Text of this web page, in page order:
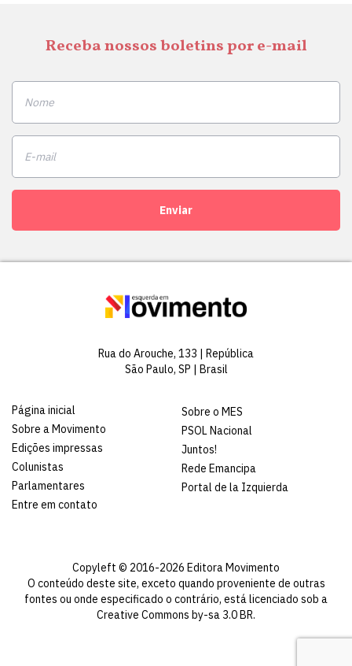
Receba nossos boletins por e-mail
Enviar
Rua do Arouche, 133 | República
São Paulo, SP | Brasil
Página inicial
Sobre a Movimento
Edições impressas
Colunistas
Parlamentares
Entre em contato
Sobre o MES
PSOL Nacional
Juntos!
Rede Emancipa
Portal de la Izquierda
Copyleft © 2016-2026 Editora Movimento
O conteúdo deste site, exceto quando proveniente de outras
fontes ou onde especificado o contrário, está licenciado sob a
Creative Commons by-sa 3.0 BR.